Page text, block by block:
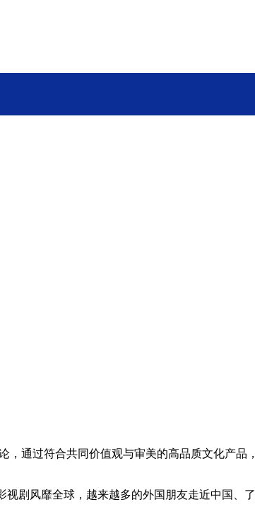
过符合共同价值观与审美的高品质文化产品
风靡全球，越来越多的外国朋友走近中国、